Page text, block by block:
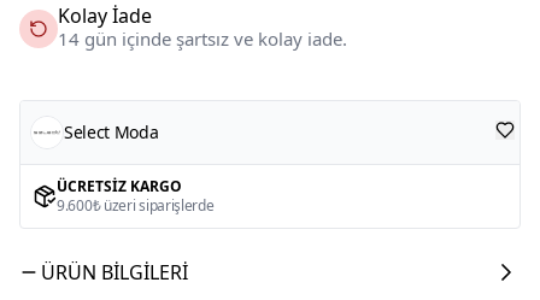
Kolay İade
14 gün içinde şartsız ve kolay iade.
Select Moda
ÜCRETSIZ KARGO
9.600₺ üzeri siparişlerde
ÜRÜN BILGILERI